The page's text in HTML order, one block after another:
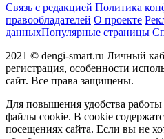
Связь с редакцией Политика
правообладателей О проекте
данныхПопулярные страницы
2021 © dengi-smart.ru Личный
регистрация, особенности
сайт. Все права защищены.
Для повышения удобства
файлы cookie. В cookie
посещениях сайта. Если вы не